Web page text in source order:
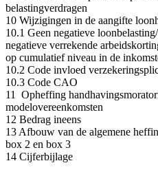
belastingverdragen
10 Wijzigingen in de aangifte
10.1 Geen negatieve
negatieve verrekende
op cumulatief niveau in de
10.2 Code invloed
10.3 Code CAO
11 Opheffing
modelovereenkomsten
12 Bedrag ineens
13 Afbouw van de algemene
box 2 en box 3
14 Cijferbijlage